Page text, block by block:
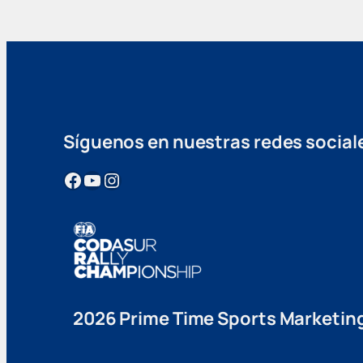
Síguenos en nuestras redes
Facebook YouTube Instagram
2026 Prime Time Sports